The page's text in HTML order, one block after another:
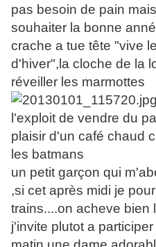
pas besoin de pain
souhaiter la bonne
crache a tue tête "vive
d'hiver",la cloche de la
réveiller les marmottes
l'exploit de vendre du
plaisir d'un café chaud
les batmans
un petit garçon qui
,si cet après midi je
trains....on acheve
j'invite plutot a